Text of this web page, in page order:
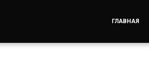
ГЛАВНАЯ